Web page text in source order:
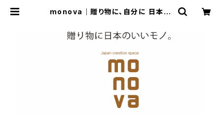
monova｜贈り物に、自分に 日本の